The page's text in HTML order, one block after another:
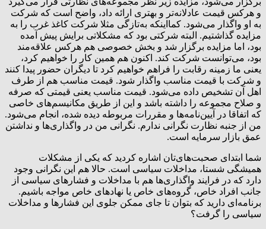
و هر‌کس قیمت عادلانه‌تر و بهتری ارائه داد، واضح است که شرکت
به او واگذار می‌شود. کمااینکه به‌تازگی مثلا شرکت کاغذ غرب را به
مزایده گذاشتیم. البته شرکتی بود که مشکلاتی برایش پیش آمده
بود، اما مزایده برگزار شد و بخش خصوصی هم هرکس علاقه‌مند
بود، می‌توانست شرکت کند. اکنون هم همین کار را خواهیم کرد،
یعنی ما زمینه رقابت را فراهم خواهیم کرد تا دیگران حضور پیدا کنند
و شرکت با قیمت مناسب واگذار شود. قیمت مناسب هم از طرف
اهل آن تشخیص داده می‌شود. قیمت مناسب یعنی قیمتی که صرفه
و صلاح مجموعه را داشته باشد و این از طریق مکانیسم‌های خاصی
که اتفاقا در آیین‌نامه‌ها و مقررات مربوطه دیده شده، انجام می‌شود.
من از جنبه نظارت نگرانی ندارم. نگرانی من در واگذاری‌ها و نداشتن
عمق بازار سرمایه است.
‌‌شما ابتدای صحبت‌های‌تان اشاره کردید که یکی از مشکلات
همیشگی شستا، مداخلات سیاسی است. حالا هم این نگرانی وجود
دارد که در فرایند واگذاری‌ها هم با مداخلات و فشارهای سیاسی از
جانب افراد خاص، گروه‌های خاص یا نهادهای خاص مواجه باشیم.
برنامه‌ای دارید که بتوان تا جای ممکن جلوی این فشارها و مداخلات
سیاسی را گرفت؟